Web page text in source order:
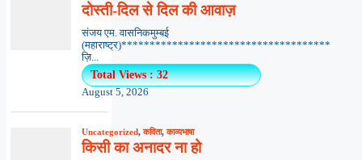
दोस्ती-दिल से दिल की आवाज़
संजय एम. वासनिकमुम्बई
(महाराष्ट्र)*************************************
ज़ि...
Total Views : 32
August 5, 2026
Uncategorized,कविता,काव्यभाषा
किसी का अनादर ना हो